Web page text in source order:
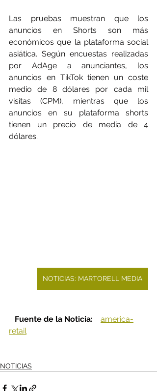
Las pruebas muestran que los
anuncios en Shorts son más
económicos que la plataforma social
asiática. Según encuestas realizadas
por AdAge a anunciantes, los
anuncios en TikTok tienen un coste
medio de 8 dólares por cada mil
visitas (CPM), mientras que los
anuncios en su plataforma shorts
tienen un precio de media de 4
dólares.
NOTICIAS: MARTORELL MEDIA
Fuente de la Noticia:
america-
retail
NOTICIAS